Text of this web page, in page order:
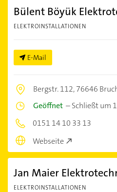
Bülent Böyük
ELEKTROINSTALLATIONEN
E-Mail
Bergstr. 112,76646
Geöffnet –Schließt um
0151 14 10 33 13
Webseite
Jan Maier
ELEKTROINSTALLATIONEN